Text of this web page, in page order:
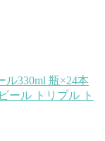
330ml 瓶×24本
ール トリプル ト